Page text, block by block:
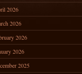
2026
2026
2026
2026
2025